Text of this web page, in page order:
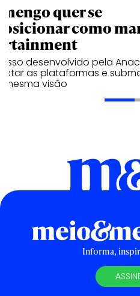
quer se
como
desenvolvido pela
as plataformas e
mesma visão
Informa,